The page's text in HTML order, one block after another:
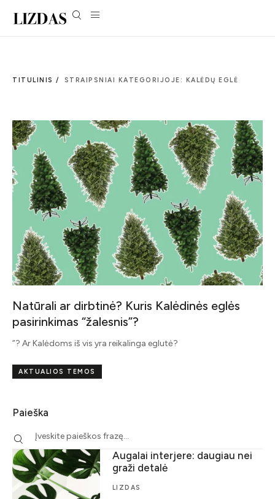
TITULINIS / STRAIPSNIAI KATEGORIJOJE: KALĖDŲ EGLĖ
Natūrali ar dirbtinė? Kuris Kalėdinės eglės
pasirinkimas “žalesnis”?
”? Ar Kalėdoms iš vis yra reikalinga eglutė?
AKTUALIOS TEMOS
Paieška
Augalai interjere: daugiau nei
graži detalė
LIZDAS